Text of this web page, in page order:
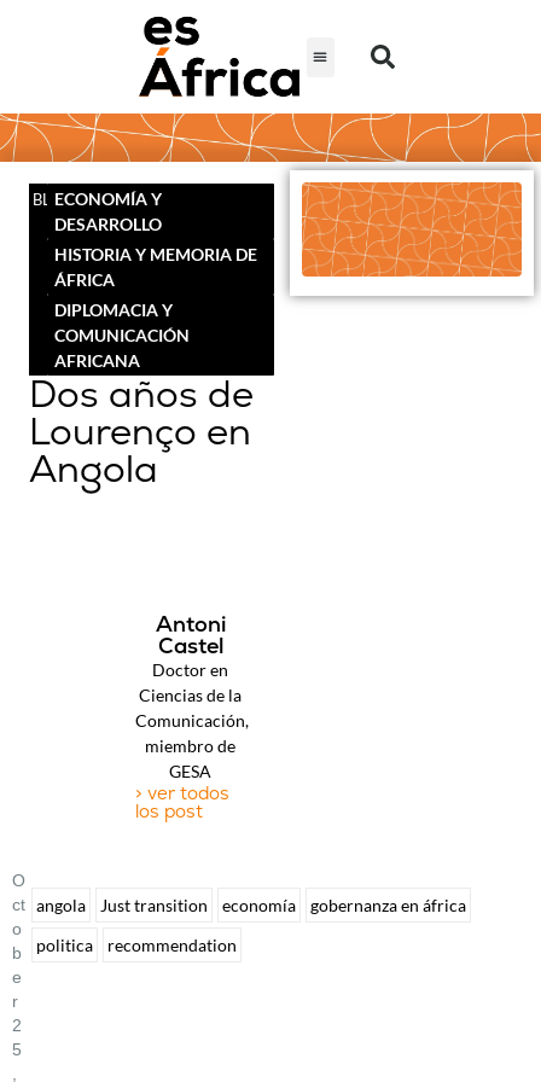
BLOGECONOMÍA Y
DESARROLLO
HISTORIA Y MEMORIA DE
ÁFRICA
DIPLOMACIA Y
COMUNICACIÓN
AFRICANA
Dos años de
Lourenço en
Angola
Antoni
Castel
Doctor en
Ciencias de la
Comunicación,
miembro de
GESA
> ver todos
los post
O
Ct
O
B
E
R
2
5
angola Just transition economía
gobernanza en áfrica
politica
recommendation